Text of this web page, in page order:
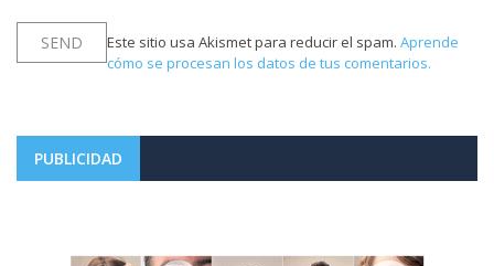
Este sitio usa Akismet para reducir el spam. Aprende
cómo se procesan los datos de tus comentarios.
PUBLICIDAD